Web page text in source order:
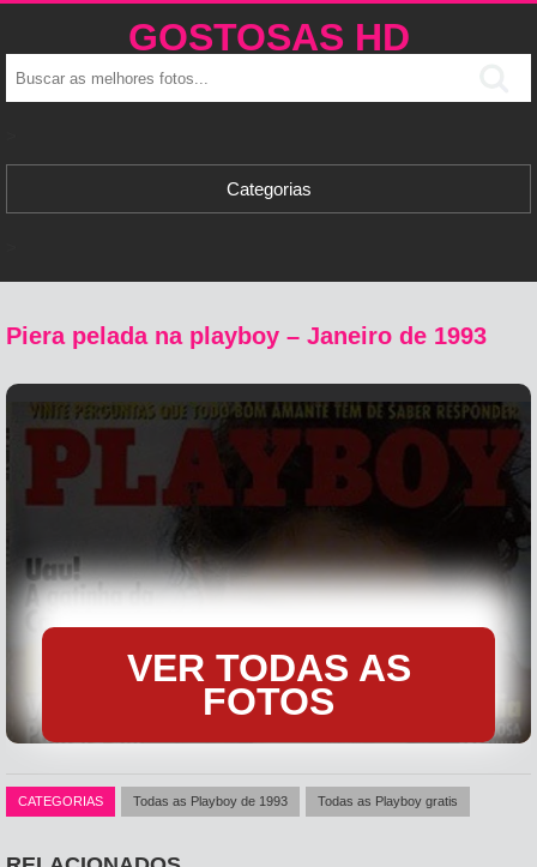
GOSTOSAS HD
Categorias
Piera pelada na playboy – Janeiro de 1993
VER TODAS AS
FOTOS
CATEGORIAS Todas as Playboy de 1993 Todas as Playboy gratis